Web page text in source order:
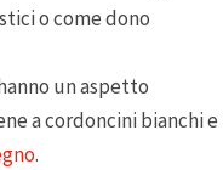
o come dono
un aspetto
a cordoncini bianchi e
.